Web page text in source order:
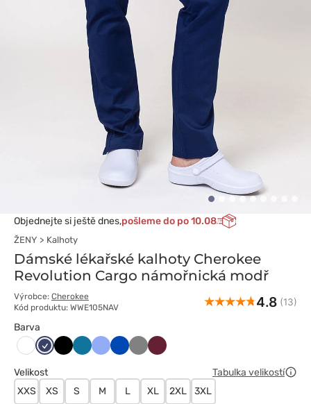
Objednejte si ještě dnes,pošleme do po 10.08
ŽENY Kalhoty
Dámské lékařské kalhoty Cherokee
Revolution Cargo námořnická modř
Výrobce: Cherokee
Kód produktu: WWE105NAV
4.8 (13)
Barva
BiałyCiemnyCzarnyKaraibskiKlasyczny
Królewski
Szary Wiśniowy
Velikost
Tabulka velikostí
XXS
XS S M L XL 2XL 3XL